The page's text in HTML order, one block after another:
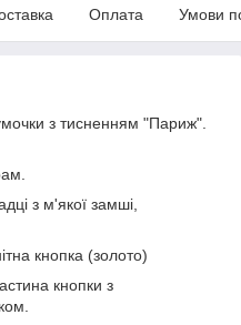
Оплата Умови
з тисненням "Париж".
з м'якої замші,
кнопка (золото)
кнопки з